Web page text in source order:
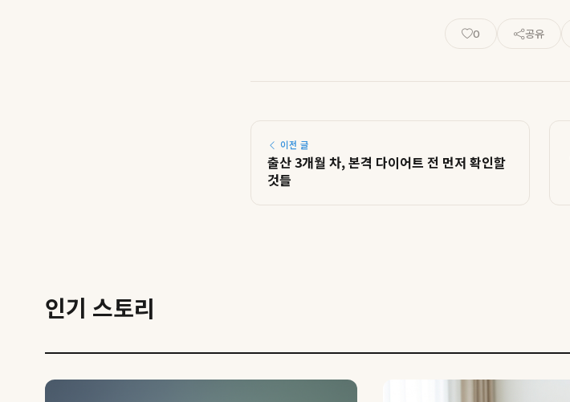
0 공유
이전 글
출산 3개월 차, 본격 다이어트 전 먼저 확인할
것들
인기 스토리